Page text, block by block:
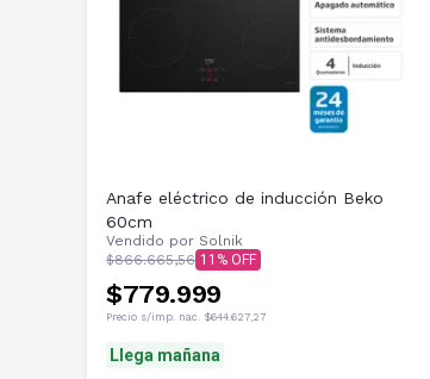
Anafe eléctrico de inducción Beko
60cm
Vendido por Solnik
$866.665,56 11
$779.999
Precio s/imp. nac. $644.627,27
Llega mañana